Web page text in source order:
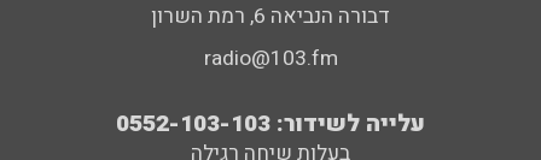
דבורה הנביאה 6, רמת השרון
radio@103.fm
עלייה לשידור: 0552-103-103
בעלות שיחה רגילה